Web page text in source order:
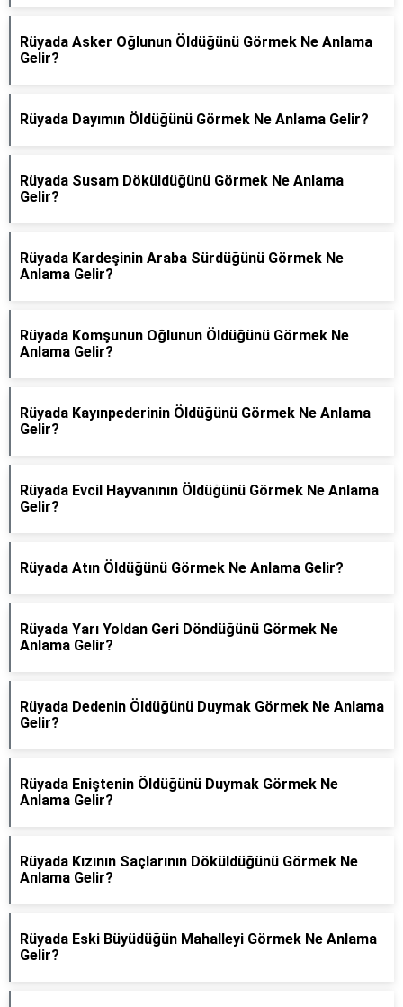
Rüyada Asker Oğlunun Öldüğünü Görmek Ne Anlama
Gelir?
Rüyada Dayımın Öldüğünü Görmek Ne Anlama Gelir?
Rüyada Susam Döküldüğünü Görmek Ne Anlama
Gelir?
Rüyada Kardeşinin Araba Sürdüğünü Görmek Ne
Anlama Gelir?
Rüyada Komşunun Oğlunun Öldüğünü Görmek Ne
Anlama Gelir?
Rüyada Kayınpederinin Öldüğünü Görmek Ne Anlama
Gelir?
Rüyada Evcil Hayvanının Öldüğünü Görmek Ne Anlama
Gelir?
Rüyada Atın Öldüğünü Görmek Ne Anlama Gelir?
Rüyada Yarı Yoldan Geri Döndüğünü Görmek Ne
Anlama Gelir?
Rüyada Dedenin Öldüğünü Duymak Görmek Ne Anlama
Gelir?
Rüyada Eniştenin Öldüğünü Duymak Görmek Ne
Anlama Gelir?
Rüyada Kızının Saçlarının Döküldüğünü Görmek Ne
Anlama Gelir?
Rüyada Eski Büyüdüğün Mahalleyi Görmek Ne Anlama
Gelir?